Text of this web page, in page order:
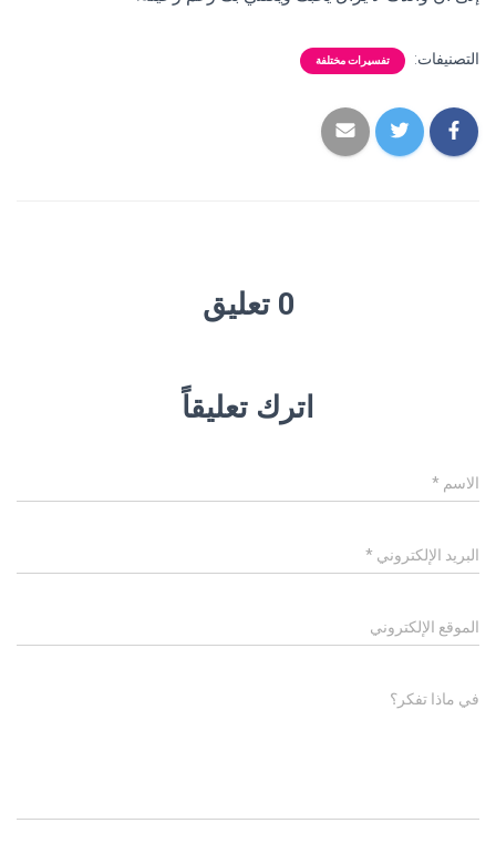
التصنيفات: تفسيرات مختلفة
0 تعليق
اترك تعليقاً
الاسم *
البريد الإلكتروني *
الموقع الإلكتروني
في ماذا تفكر؟